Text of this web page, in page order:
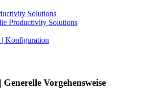
Solutions
Productivity Solutions
| Konfiguration
Vorgehensweise